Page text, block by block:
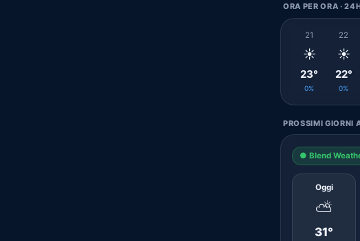
ORA PER ORA ·
21
☀️
23°
0%
22
☀️
22°
0%
PROSSIMI GIORNI
● Blend
Oggi
⛅
31°